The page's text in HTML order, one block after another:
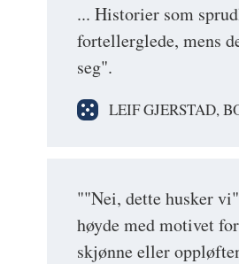
... Historier som
fortellerglede, mens
seg".
LEIF GJERSTAD,
""Nei, dette husker
høyde med motivet
skjønne eller